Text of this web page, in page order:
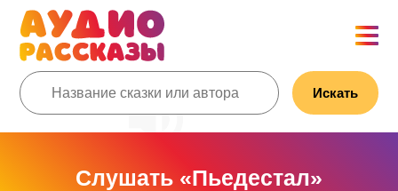
Искать
Слушать «Пьедестал»